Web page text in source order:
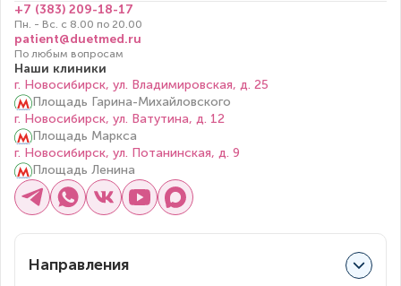
+7 (383) 209-18-17
Пн. - Вс. с 8.00 по 20.00
patient@duetmed.ru
По любым вопросам
Наши клиники
г. Новосибирск, ул. Владимировская, д. 25
Площадь Гарина-Михайловского
г. Новосибирск, ул. Ватутина, д. 12
Площадь Маркса
г. Новосибирск, ул. Потанинская, д. 9
Площадь Ленина
Направления